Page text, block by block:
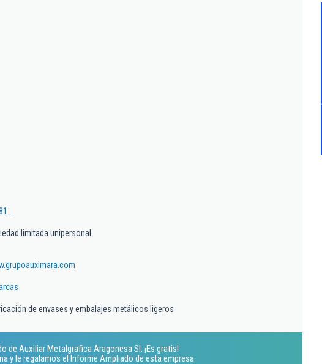
limitada unipersonal
de envases y embalajes metálicos ligeros
de Auxiliar Metalgrafica Aragonesa Sl. ¡Es gratis!
y le regalamos el Informe Ampliado de esta empresa